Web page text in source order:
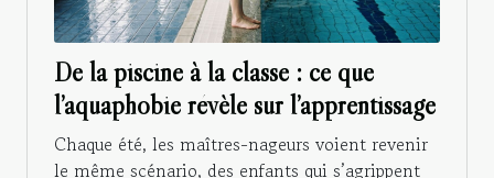
De la piscine à la classe : ce que
l’aquaphobie révèle sur l’apprentissage
Chaque été, les maîtres-nageurs voient revenir
le même scénario, des enfants qui s’agrippent